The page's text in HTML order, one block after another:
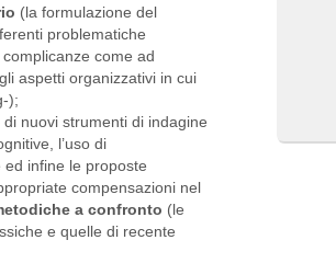
(la formulazione del
problematiche
come ad
aspetti organizzativi in cui
);
nuovi strumenti di indagine
l’uso di
infine le proposte
compensazioni nel
a confronto (le
e quelle di recente